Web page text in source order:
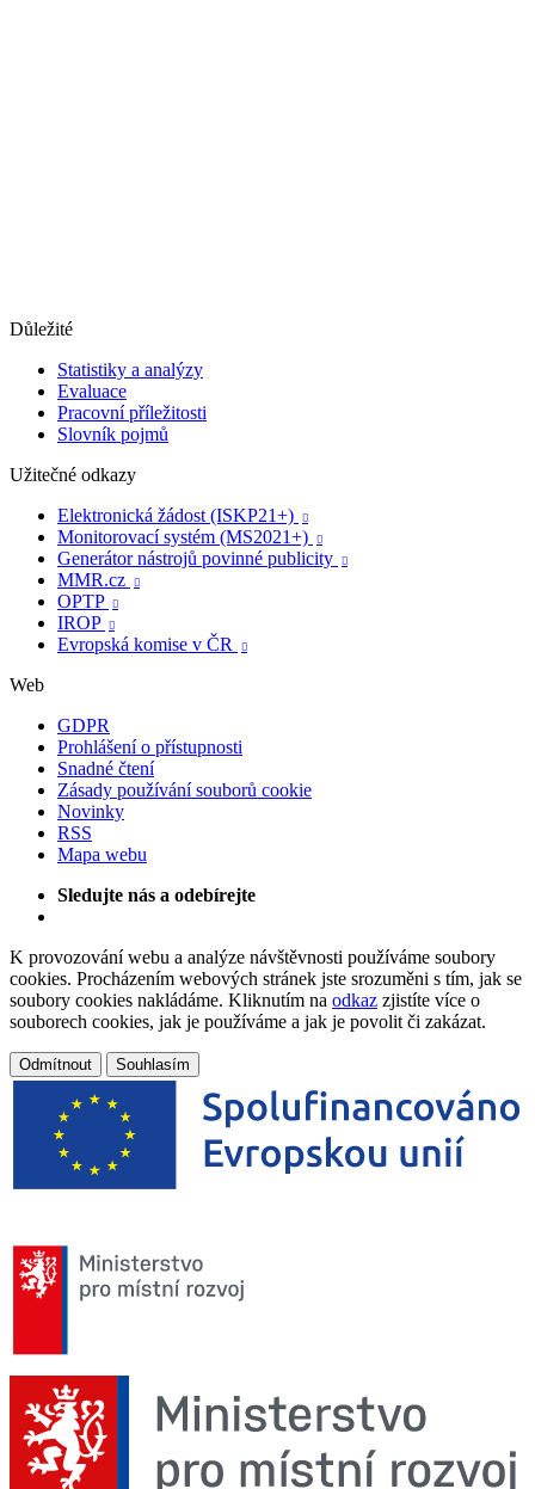
Důležité
Statistiky a analýzy
Evaluace
Pracovní příležitosti
Slovník pojmů
Užitečné odkazy
Elektronická žádost (ISKP21+)

Monitorovací systém (MS2021+) 
Generátor nástrojů povinné publicity 
MMR.cz 
OPTP 
IROP 
Evropská komise v ČR 
Web
GDPR
Prohlášení o přístupnosti
Snadné čtení
Zásady používání souborů cookie
Novinky
RSS
Mapa webu
Sledujte nás a odebírejte
K provozování webu a analýze návštěvnosti používáme soubory
cookies. Procházením webových stránek jste srozuměni s tím, jak se
soubory cookies nakládáme. Kliknutím na odkaz zjistíte více o
souborech cookies, jak je používáme a jak je povolit či zakázat.
Odmítnout Souhlasím